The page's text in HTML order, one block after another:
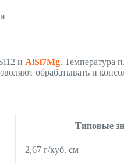
и AlSi7Mg. Температура
обрабатывать и
Типовые
2,67 г/куб. см